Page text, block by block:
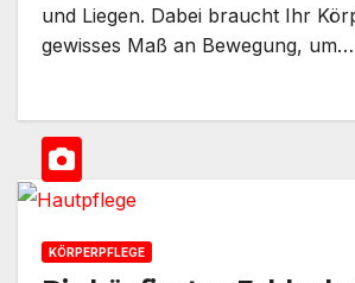
und Liegen. Dabei braucht Ihr
gewisses Maß an Bewegung, um…
KÖRPERPFLEGE